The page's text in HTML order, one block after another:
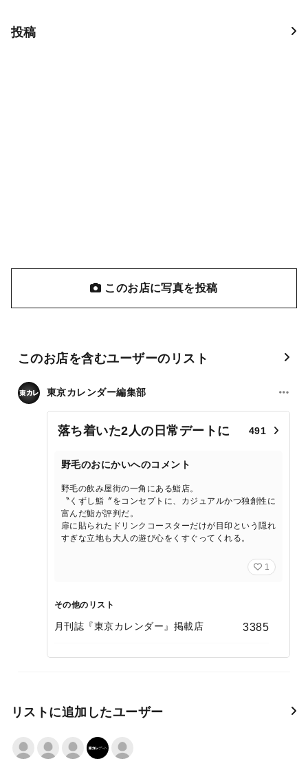
投稿
このお店に写真を投稿
このお店を含むユーザーのリスト
東京カレンダー編集部
落ち着いた2人の日常デートに 491
野毛のおにかいへのコメント
野毛の飲み屋街の一角にある鮨店。
〝くずし鮨〞をコンセプトに、カジュアルかつ独創性に
富んだ鮨が評判だ。
扉に貼られたドリンクコースターだけが目印という隠れ
すぎな立地も大人の遊び心をくすぐってくれる。
1
その他のリスト
月刊誌『東京カレンダー』掲載店 3385
リストに追加したユーザー